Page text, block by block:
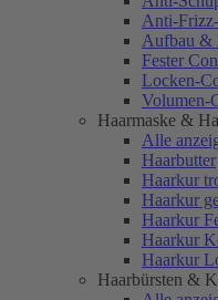
Anti-
Aufbau &
Fester
Locken-
Volumen-
Haarmaske &
Alle
Haarbutter
Haarkur
Haarkur
Haarkur
Haarkur
Haarkur
Haarbürsten &